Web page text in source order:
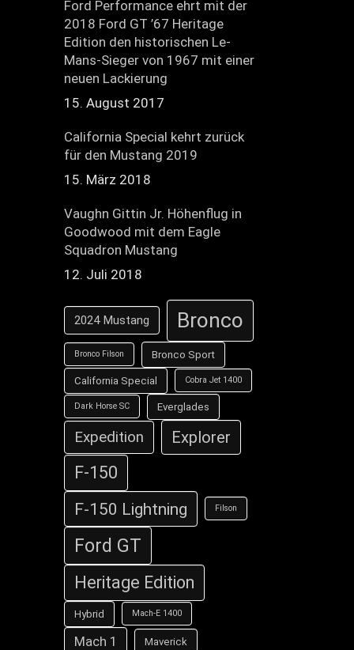
Ford Performance ehrt mit der
2018 Ford GT ’67 Heritage
Edition den historischen Le-
Mans-Sieger von 1967 mit einer
neuen Lackierung
15. August 2017
California Special kehrt zurück
für den Mustang 2019
15. März 2018
Vaughn Gittin Jr. Höhenflug in
Goodwood mit dem Eagle
Squadron Mustang
12. Juli 2018
2024 Mustang Bronco
Bronco Filson Bronco Sport
California Special Cobra Jet 1400
Dark Horse SC Everglades
Expedition Explorer
F-150
F-150 Lightning
Filson
Ford GT
Heritage Edition
Hybrid Mach-E 1400
Mach 1 Maverick